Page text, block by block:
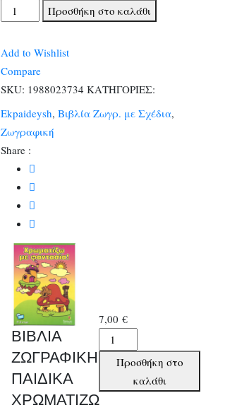
ΒΙΒΛΙΑ
ΖΩΓΡΑΦΙΚΗΣ
48σελ.
ποσότητα
Προσθήκη στο καλάθι
Add to Wishlist
Compare
SKU: 1988023734 ΚΑΤΗΓΟΡΙΕΣ:
Ekpaideysh,Βιβλία Ζωγρ. με Σχέδια,
Ζωγραφική
Share :
ΒΙΒΛΙΑ
ΖΩΓΡΑΦΙΚΗΣ
ΠΑΙΔΙΚΑ
ΧΡΩΜΑΤΙΖΩ
7,00€
ΒΙΒΛΙΑ
ΖΩΓΡΑΦΙΚΗΣ
ΧΡΩΜΑΤΙΖΩ
Προσθήκη στο
καλάθι